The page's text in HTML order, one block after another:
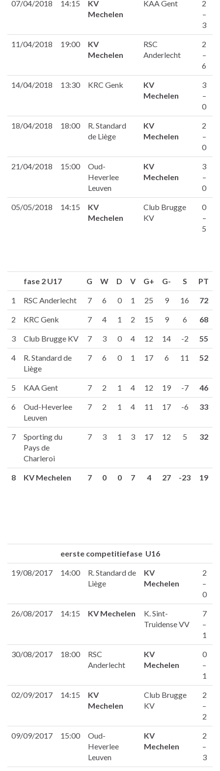
07/04/2018 14:15
KV
Mechelen
KAA Gent
2
–
3
11/04/2018 19:00
KV
Mechelen
RSC
Anderlecht
2
–
6
14/04/2018 13:30 KRC Genk
KV
Mechelen
3
–
0
18/04/2018 18:00
R. Standard
de Liège
KV
Mechelen
2
–
0
21/04/2018 15:00
Oud-
Heverlee
Leuven
KV
Mechelen
3
–
0
05/05/2018 14:15
KV
Mechelen
Club Brugge
KV
0
–
5
fase 2 U17 G W D V G+ G- S PT
1 RSC Anderlecht 7 6 0 1 25 9 16 72
2 KRC Genk 7 4 1 2 15 9 6 68
3 Club Brugge KV 7 3 0 4 12 14 -2 55
4
R. Standard de
Liège
7 6 0 1 17 6 11 52
5 KAA Gent 7 2 1 4 12 19 -7 46
6
Oud-Heverlee
Leuven
7 2 1 4 11 17 -6 33
7
Sporting du
Pays de
Charleroi
7 3 1 3 17 12 5 32
8 KV Mechelen 7 0 0 7 4 27 -23 19
eerste competitiefase U16
19/08/2017 14:00
R. Standard de
Liège
KV
Mechelen
2
–
0
26/08/2017 14:15 KV Mechelen
K. Sint-
Truidense VV
7
–
1
30/08/2017 18:00
RSC
Anderlecht
KV
Mechelen
0
–
1
02/09/2017 14:15
KV
Mechelen
Club Brugge
KV
2
–
2
09/09/2017 15:00
Oud-
Heverlee
Leuven
KV
Mechelen
2
–
3